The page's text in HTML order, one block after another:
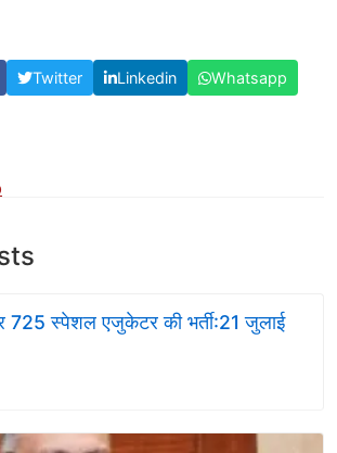
Twitter Linkedin
Whatsapp
725 स्पेशल एजुकेटर की भर्ती:21 जुलाई